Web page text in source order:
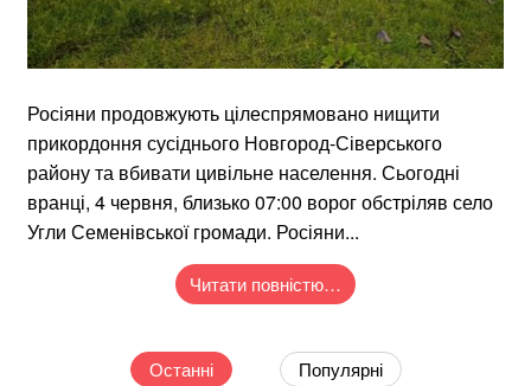
Росіяни продовжують цілеспрямовано нищити
прикордоння сусіднього Новгород-Сіверського
району та вбивати цивільне населення. Сьогодні
вранці, 4 червня, близько 07:00 ворог обстріляв село
Угли Семенівської громади. Росіяни...
Читати повністю…
Останні Популярні